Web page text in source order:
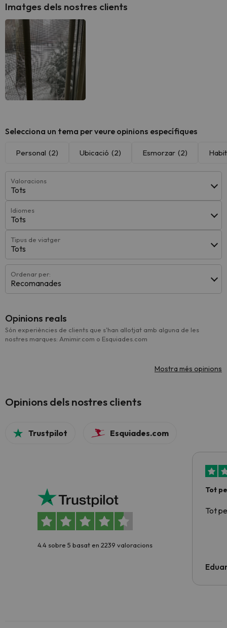
Imatges dels nostres clients
Selecciona un tema per veure opinions específiques
Personal (2) Ubicació (2) Esmorzar (2)
Valoracions
Tots
Idiomes
Tots
Tipus de viatger
Tots
Ordenar per:
Recomanades
Opinions reals
Són experiències de clients que s'han allotjat amb alguna de les
nostres marques: Amimir.com o Esquiades.com
Mostra més opinions
Opinions dels nostres clients
Trustpilot Esquiades.com
4.4 sobre 5 basat en 2239 valoracions
Tot
Tot